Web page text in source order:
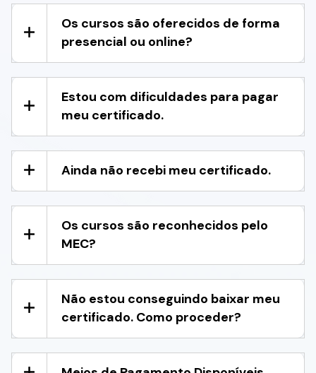
Os cursos são oferecidos de forma
presencial ou online?
Estou com dificuldades para pagar
meu certificado.
Ainda não recebi meu certificado.
Os cursos são reconhecidos pelo
MEC?
Não estou conseguindo baixar meu
certificado. Como proceder?